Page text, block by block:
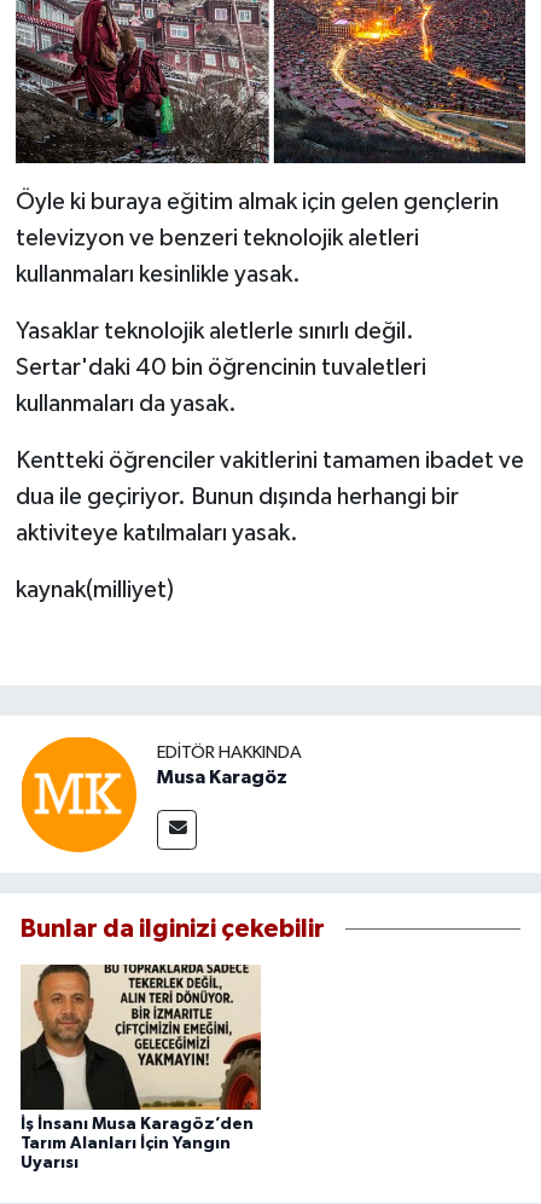
Öyle ki buraya eğitim almak için gelen gençlerin
televizyon ve benzeri teknolojik aletleri
kullanmaları kesinlikle yasak.
Yasaklar teknolojik aletlerle sınırlı değil.
Sertar'daki 40 bin öğrencinin tuvaletleri
kullanmaları da yasak.
Kentteki öğrenciler vakitlerini tamamen ibadet ve
dua ile geçiriyor. Bunun dışında herhangi bir
aktiviteye katılmaları yasak.
kaynak(milliyet)
EDITÖR HAKKINDA
Musa Karagöz
Bunlar da ilginizi çekebilir
İş İnsanı Musa Karagöz’den
Tarım Alanları İçin Yangın
Uyarısı